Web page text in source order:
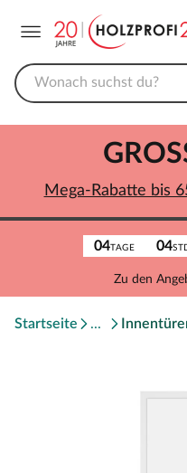
04TAGE 04
Zu den
Mega-Rabatte bis
Startseite